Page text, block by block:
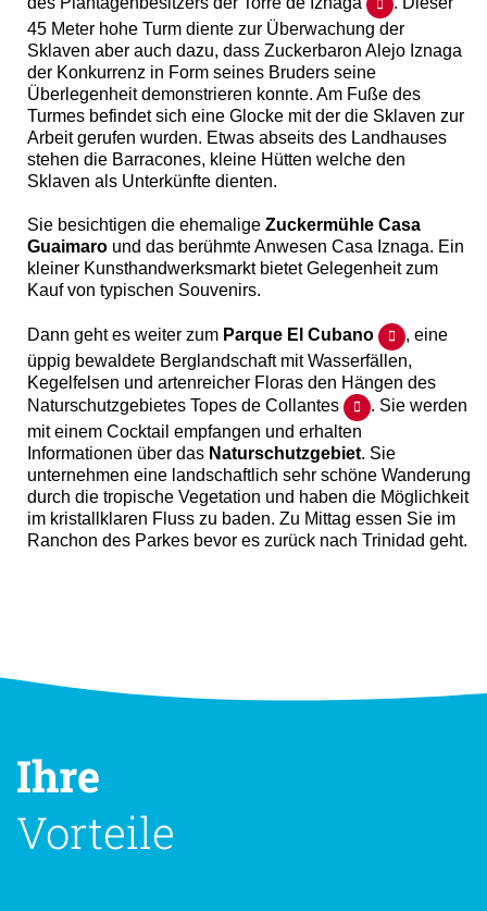
45 Meter hohe Turm diente zur Überwachung der
Sklaven aber auch dazu, dass Zuckerbaron Alejo Iznaga
der Konkurrenz in Form seines Bruders seine
Überlegenheit demonstrieren konnte. Am Fuße des
Turmes befindet sich eine Glocke mit der die Sklaven zur
Arbeit gerufen wurden. Etwas abseits des Landhauses
stehen die Barracones, kleine Hütten welche den
Sklaven als Unterkünfte dienten.
Sie besichtigen die ehemalige Zuckermühle Casa
Guaimaro und das berühmte Anwesen Casa Iznaga. Ein
kleiner Kunsthandwerksmarkt bietet Gelegenheit zum
Kauf von typischen Souvenirs.
Dann geht es weiter zum Parque El Cubano
, eine
üppig bewaldete Berglandschaft mit Wasserfällen,
Kegelfelsen und artenreicher Floras den Hängen des
Naturschutzgebietes Topes de Collantes
. Sie werden
mit einem Cocktail empfangen und erhalten
Informationen über das Naturschutzgebiet. Sie
unternehmen eine landschaftlich sehr schöne Wanderung
durch die tropische Vegetation und haben die Möglichkeit
im kristallklaren Fluss zu baden. Zu Mittag essen Sie im
Ranchon des Parkes bevor es zurück nach Trinidad geht.
Ihre
Vorteile